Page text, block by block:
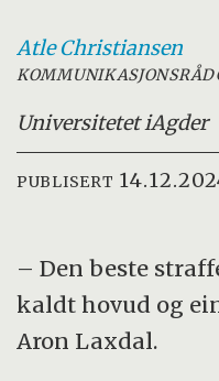
Atle Christiansen
Universitetet iAgder
PUBLISERT
– Den beste
kaldt hovud og
Aron Laxdal.